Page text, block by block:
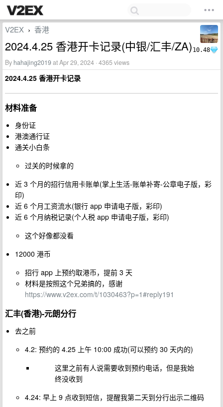
10.48
V2EX › 香港
2024.4.25 香港开卡记录(中银/汇丰/ZA)
By hahajing2019at Apr 29, 2024 · 4365 views
2024.4.25 香港开卡记录
材料准备
身份证
港澳通行证
通关小白条
过关的时候拿的
近 3 个月的招行信用卡账单(掌上生活-账单补寄-公章电子版，彩
印)
近 6 个月工资流水(银行 app 申请电子版，彩印)
近 6 个月纳税记录(个人税 app 申请电子版，彩印)
这个好像都没看
12000 港币
招行 app 上预约取港币，提前 3 天
材料是按照这个兄弟搞的，感谢
https://www.v2ex.com/t/1030463?p=1#reply191
汇丰(香港)-元朗分行
去之前
4.2: 预约的 4.25 上午 10:00 成功(可以预约 30 天内的)
这里之前有人说需要收到预约电话，但是我始
终没收到
4.24: 早上 9 点收到短信，提醒我第二天到分行出示二维码